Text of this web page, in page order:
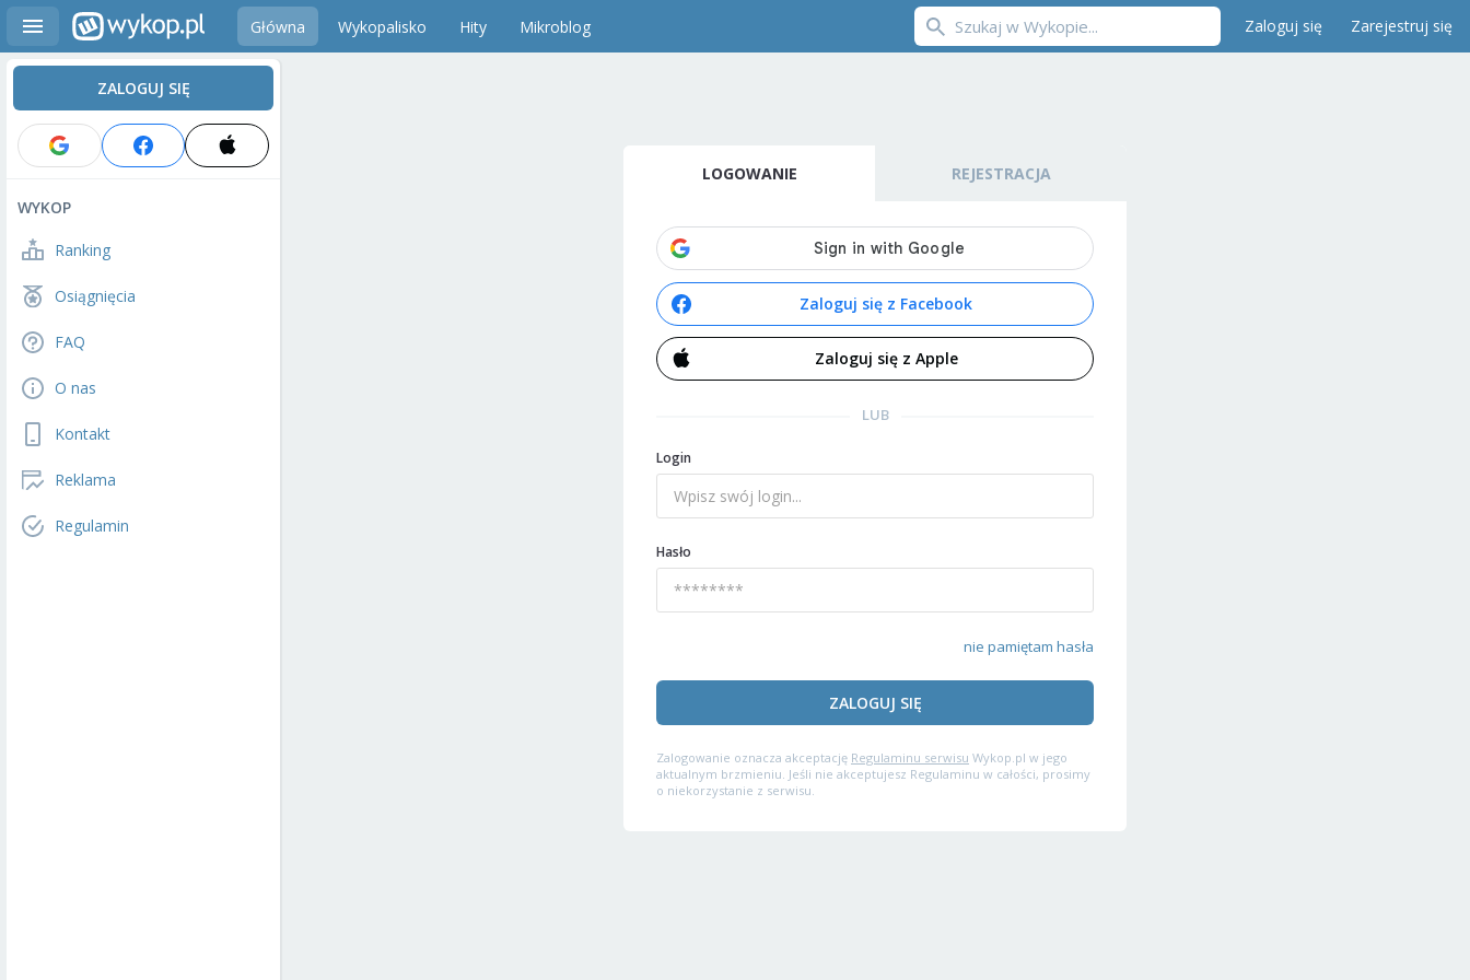
Główna Wykopalisko Hity Mikroblog Zaloguj się Zarejestruj się
ZALOGUJ SIĘ
WYKOP
Ranking
Osiągnięcia
FAQ
O nas
Kontakt
Reklama
Regulamin
LOGOWANIE REJESTRACJA
Zaloguj się z Facebook
Zaloguj się z Apple
LUB
Login
Hasło
nie pamiętam hasła
ZALOGUJ SIĘ
Zalogowanie oznacza akceptację Regulaminu serwisu Wykop.pl w jego
aktualnym brzmieniu. Jeśli nie akceptujesz Regulaminu w całości, prosimy
o niekorzystanie z serwisu.